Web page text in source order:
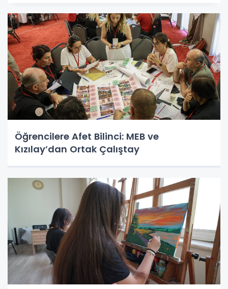
Öğrencilere Afet Bilinci: MEB ve
Kızılay’dan Ortak Çalıştay